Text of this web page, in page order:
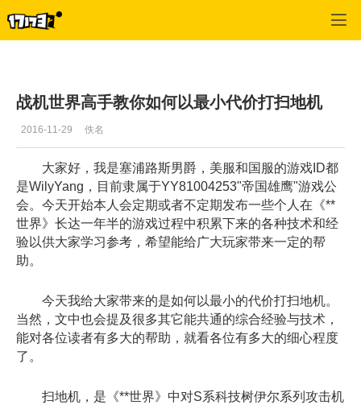
战机世界高手教你如何以最小代价打扫地机
2016-11-29 佚名
大家好，我是塞浦路斯男爵，美服和国服的游戏ID都
是WilyYang，目前隶属于YY81004253"帝国雄鹰"游戏公
会。今天开始本人会定期或者不定期发布一些个人在《**
世界》长达一年半的游戏过程中积累下来的各种技术和经
验以供大家学习参考，希望能给广大玩家带来一定的帮
助。
今天我给大家带来的是如何以最小的代价打扫地机。
当然，文中也会提及很多其它能共通的综合经验与技术，
能对各位读者有多大的帮助，就看各位有多大的细心程度
了。
扫地机，是《**世界》中对S系科技树伊尔系列攻击机